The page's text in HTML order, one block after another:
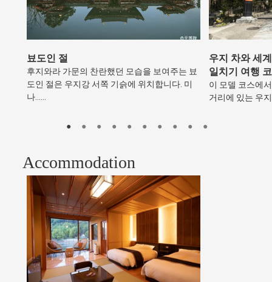
뵤도인 절
후지와라 가문의 찬란했던 모습을 보여주는 뵤
도인 절은 우지강 서쪽 기슭에 위치합니다. 미
나……
우지 차와 세
일치기 여행
이 모델 코스에
거리에 있는 우
Accommodation